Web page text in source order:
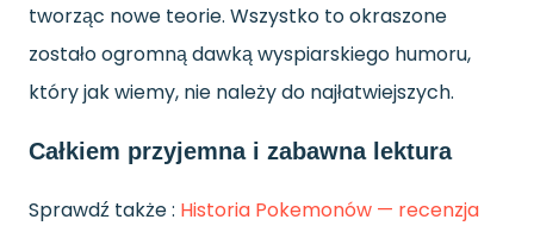
tworząc nowe teorie. Wszystko to okraszone
zostało ogromną dawką wyspiarskiego humoru,
który jak wiemy, nie należy do najłatwiejszych.
Całkiem przyjemna i zabawna lektura
Sprawdź także : Historia Pokemonów — recenzja